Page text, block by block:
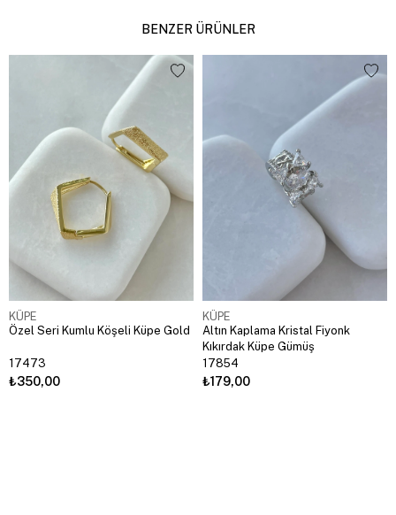
BENZER ÜRÜNLER
KÜPE
Özel Seri Kumlu Köşeli Küpe Gold
17473
₺350,00
KÜPE
Altın Kaplama Kristal Fiyonk
Kıkırdak Küpe Gümüş
17854
₺179,00